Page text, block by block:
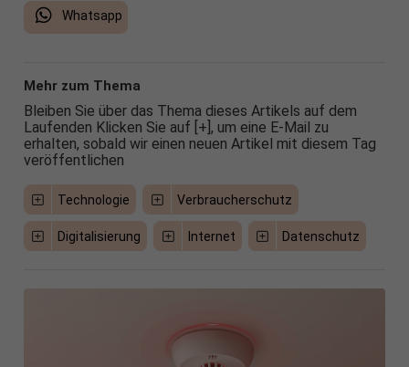
Whatsapp
Mehr zum Thema
Bleiben Sie über das Thema dieses Artikels auf dem
Laufenden Klicken Sie auf [+], um eine E-Mail zu
erhalten, sobald wir einen neuen Artikel mit diesem Tag
veröffentlichen
Technologie Verbraucherschutz
Digitalisierung Internet Datenschutz